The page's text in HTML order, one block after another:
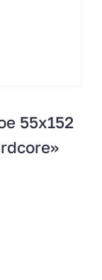
55х152